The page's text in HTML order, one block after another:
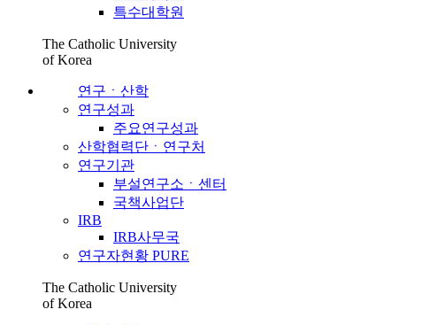
특수대학원
The Catholic University
of Korea
연구ㆍ산학
연구성과
주요연구성과
산학협력단ㆍ연구처
연구기관
부설연구소ㆍ센터
국책사업단
IRB
IRB사무국
연구자현황 PURE
The Catholic University
of Korea